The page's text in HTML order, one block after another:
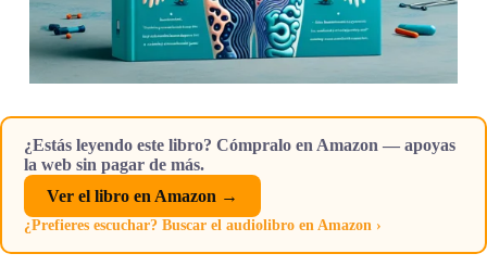
¿Estás leyendo este libro? Cómpralo en Amazon — apoyas
la web sin pagar de más.
Ver el libro en Amazon →
¿Prefieres escuchar? Buscar el audiolibro en Amazon ›